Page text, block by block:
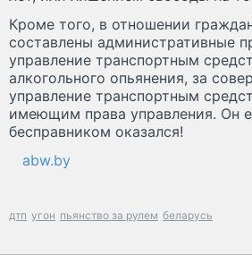
Кроме того, в отношении
составлены административные
управление транспортным
алкогольного опьянения, за
управление транспортным
имеющим права управления. Он
бесправником оказался!
abw.by
дтп угон пьянство за рулем беларусь